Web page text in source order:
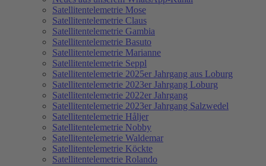
Satellitentelemetrie Mose
Satellitentelemetrie Claus
Satellitentelemetrie Gambia
Satellitentelemetrie Basuto
Satellitentelemetrie Marianne
Satellitentelemetrie Seppl
Satellitentelemetrie 2025er Jahrgang aus Loburg
Satellitentelemetrie 2023er Jahrgang Loburg
Satellitentelemetrie 2022er Jahrgang
Satellitentelemetrie 2023er Jahrgang Salzwedel
Satellitentelemetrie Håljer
Satellitentelemetrie Nobby
Satellitentelemetrie Waldemar
Satellitentelemetrie Köckte
Satellitentelemetrie Rolando